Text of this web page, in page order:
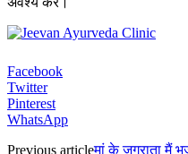
Facebook
Twitter
Pinterest
WhatsApp
Previous articleमां के जगराता मैं